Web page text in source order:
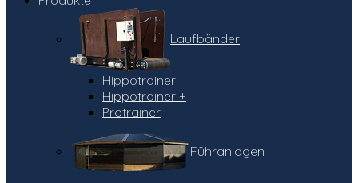
Laufbänder
Hippotrainer
Hippotrainer +
Protrainer
Führanlagen